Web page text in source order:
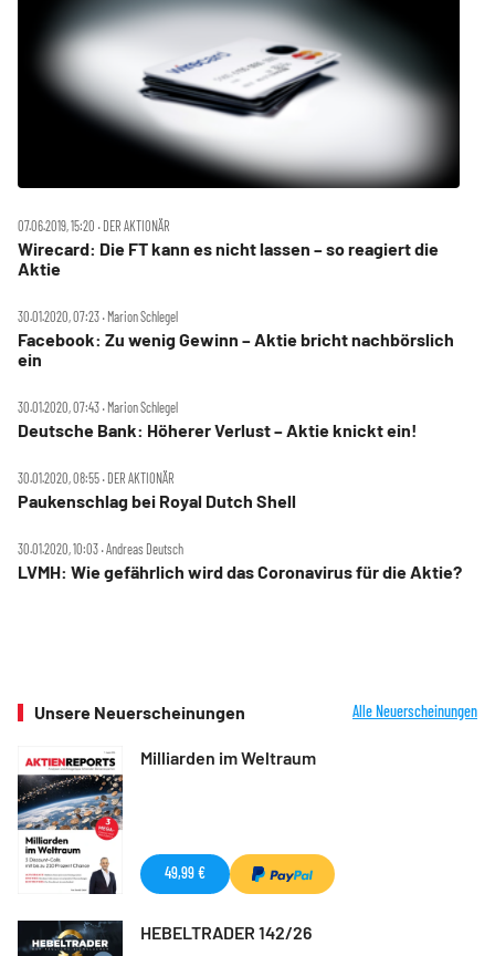
07.06.2019, 15:20 ‧ DER AKTIONÄR
Wirecard: Die FT kann es nicht lassen – so reagiert die
Aktie
30.01.2020, 07:23 ‧ Marion Schlegel
Facebook: Zu wenig Gewinn – Aktie bricht nachbörslich
ein
30.01.2020, 07:43 ‧ Marion Schlegel
Deutsche Bank: Höherer Verlust – Aktie knickt ein!
30.01.2020, 08:55 ‧ DER AKTIONÄR
Paukenschlag bei Royal Dutch Shell
30.01.2020, 10:03 ‧ Andreas Deutsch
LVMH: Wie gefährlich wird das Coronavirus für die Aktie?
Unsere Neuerscheinungen Alle Neuerscheinungen
Milliarden im Weltraum
49,99 €
HEBELTRADER 142/26